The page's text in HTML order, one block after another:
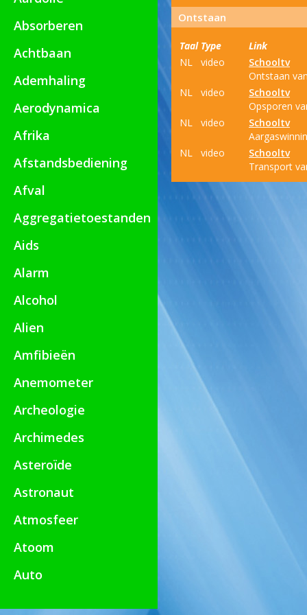
Absorberen
Achtbaan
Ademhaling
Aerodynamica
Afrika
Afstandsbediening
Afval
Aggregatietoestanden
Aids
Alarm
Alcohol
Alien
Amfibieën
Anemometer
Archeologie
Archimedes
Asteroïde
Astronaut
Atmosfeer
Atoom
Auto
Ontstaan
Taal Type
Link
NL
video
Schooltv
Ontstaan
NL
video
Schooltv
Opsporen
NL
video
Schooltv
NL
video
Schooltv
Transport